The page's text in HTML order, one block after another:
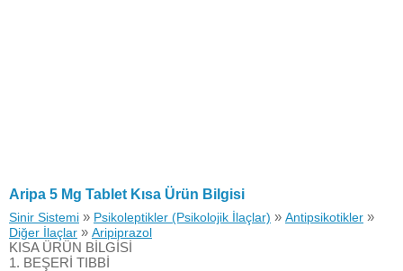
Aripa 5 Mg Tablet Kısa Ürün Bilgisi
Sinir Sistemi » Psikoleptikler (Psikolojik İlaçlar) » Antipsikotikler »
Diğer İlaçlar » Aripiprazol
KISA ÜRÜN BİLGİSİ
1. BEŞERİ TIBBİ